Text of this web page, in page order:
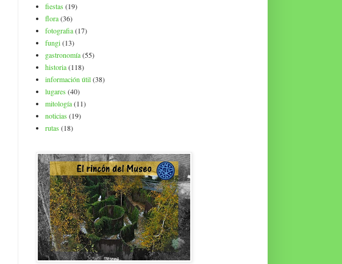
fiestas(19)
flora(36)
fotografia(17)
fungi(13)
gastronomía(55)
historia(118)
información útil(38)
lugares(40)
mitología(11)
noticias(19)
rutas(18)